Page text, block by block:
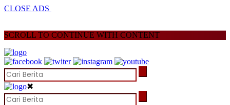
CLOSE ADS
SCROLL TO CONTINUE WITH CONTENT
✖